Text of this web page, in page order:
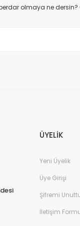
olmaya ne
ÜYELİK
Yeni Üyelik
Üye Girişi
Şifremi
İletişim